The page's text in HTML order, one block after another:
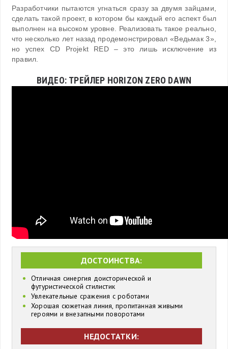
Разработчики пытаются угнаться сразу за двумя зайцами,
сделать такой проект, в котором бы каждый его аспект был
выполнен на высоком уровне. Реализовать такое реально,
что несколько лет назад продемонстрировал «Ведьмак 3»,
но успех CD Projekt RED – это лишь исключение из
правил.
ВИДЕО: ТРЕЙЛЕР HORIZON ZERO DAWN
ДОСТОИНСТВА:
Отличная синергия доисторической и
футуристической стилистик
Увлекательные сражения с роботами
Хорошая сюжетная линия, пропитанная живыми
героями и внезапными поворотами
НЕДОСТАТКИ: